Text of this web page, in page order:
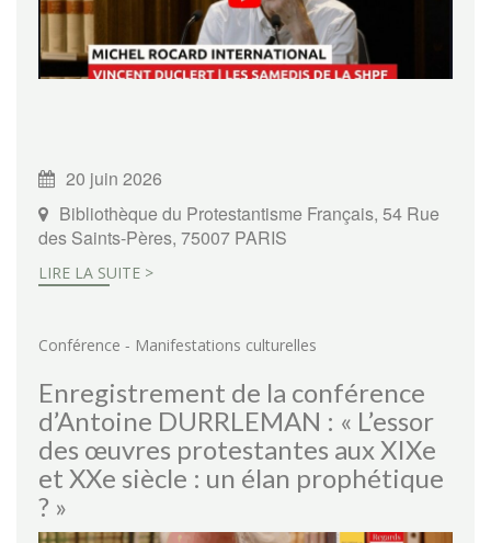
20 juin 2026
Bibliothèque du Protestantisme Français, 54 Rue
des Saints-Pères, 75007 PARIS
LIRE LA SUITE >
Conférence - Manifestations culturelles
Enregistrement de la conférence
d’Antoine DURRLEMAN : « L’essor
des œuvres protestantes aux XIXe
et XXe siècle : un élan prophétique
? »